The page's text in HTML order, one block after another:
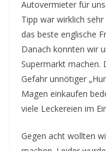
Autovermieter für
Tipp war wirklich
das beste englische
Danach konnten wir
Supermarkt machen.
Gefahr unnötiger
Magen einkaufen
viele Leckereien im
Gegen acht wollten